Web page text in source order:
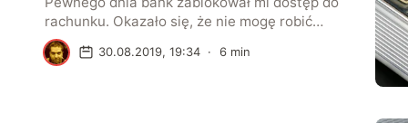
rachunku. Okazało się, że nie mogę robić
przelewów, płacić kartą, ani wypłacać
pieniędzy z bankomatu. Krótko mówiąc, nie
D 30.08.2019, 19:34 · 6min